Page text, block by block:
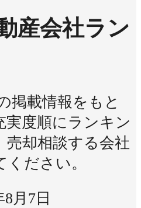
産会社ラン
掲載情報をもと
実度順にランキン
売却相談する会社
ださい。
月7日